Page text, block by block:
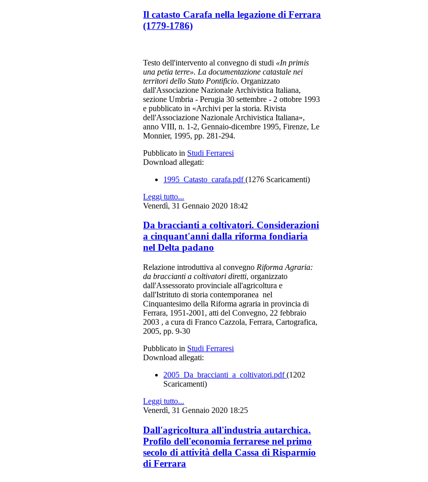
Il catasto Carafa nella legazione di Ferrara
(1779-1786)
Testo dell'intervento al convegno di studi «In primis
una petia terre». La documentazione catastale nei
territori dello Stato Pontificio. Organizzato
dall'Associazione Nazionale Archivistica Italiana,
sezione Umbria - Perugia 30 settembre - 2 ottobre 1993
e pubblicato in «Archivi per la storia. Rivista
dell'Associazione Nazionale Archivistica Italiana»,
anno VIII, n. 1-2, Gennaio-dicembre 1995, Firenze, Le
Monnier, 1995, pp. 281-294.
Pubblicato in Studi Ferraresi
Download allegati:
1995_Catasto_carafa.pdf(1276 Scaricamenti)
Leggi tutto...
Venerdì, 31 Gennaio 2020 18:42
Da braccianti a coltivatori. Considerazioni
a cinquant'anni dalla riforma fondiaria
nel Delta padano
Relazione introduttiva al convegno Riforma Agraria:
da braccianti a coltivatori diretti, organizzato
dall'Assessorato provinciale all'agricoltura e
dall'Istrituto di storia contemporanea nel
Cinquantesimo della Riforma agraria in provincia di
Ferrara, 1951-2001, atti del Convegno, 22 febbraio
2003 , a cura di Franco Cazzola, Ferrara, Cartografica,
2005, pp. 9-30
Pubblicato in Studi Ferraresi
Download allegati:
2005_Da_braccianti_a_coltivatori.pdf(1202
Scaricamenti)
Leggi tutto...
Venerdì, 31 Gennaio 2020 18:25
Dall'agricoltura all'industria autarchica.
Profilo dell'economia ferrarese nel primo
secolo di attività della Cassa di Risparmio
di Ferrara